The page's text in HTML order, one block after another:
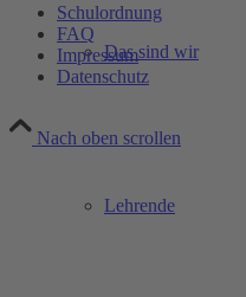
Das sind wir
Lehrende
Schulordnung
FAQ
Impressum
Datenschutz
Nach oben scrollen